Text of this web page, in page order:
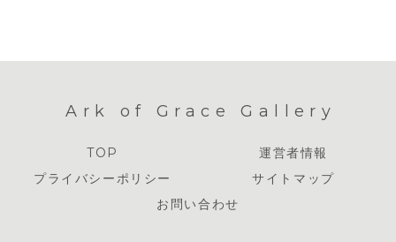
Ark of Grace Gallery
TOP
運営者情報
プライバシーポリシー
サイトマップ
お問い合わせ